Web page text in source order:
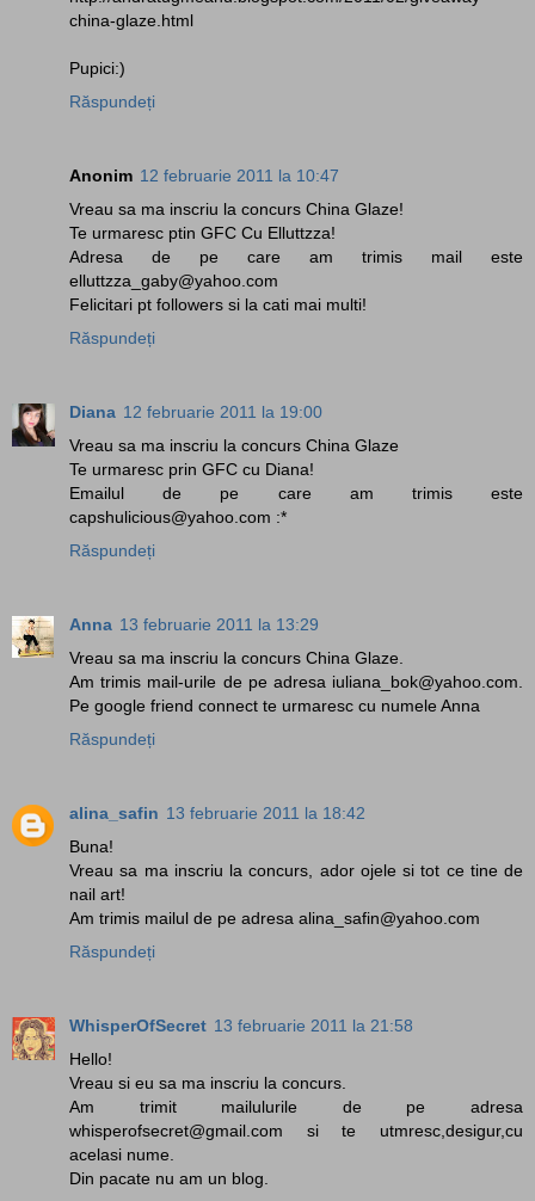
china-glaze.html
Pupici:)
Răspundeți
Anonim 12 februarie 2011 la 10:47
Vreau sa ma inscriu la concurs China Glaze!
Te urmaresc ptin GFC Cu Elluttzza!
Adresa de pe care am trimis mail este
elluttzza_gaby@yahoo.com
Felicitari pt followers si la cati mai multi!
Răspundeți
Diana 12 februarie 2011 la 19:00
Vreau sa ma inscriu la concurs China Glaze
Te urmaresc prin GFC cu Diana!
Emailul de pe care am trimis este
capshulicious@yahoo.com :*
Răspundeți
Anna 13 februarie 2011 la 13:29
Vreau sa ma inscriu la concurs China Glaze.
Am trimis mail-urile de pe adresa iuliana_bok@yahoo.com.
Pe google friend connect te urmaresc cu numele Anna
Răspundeți
alina_safin 13 februarie 2011 la 18:42
Buna!
Vreau sa ma inscriu la concurs, ador ojele si tot ce tine de
nail art!
Am trimis mailul de pe adresa alina_safin@yahoo.com
Răspundeți
WhisperOfSecret 13 februarie 2011 la 21:58
Hello!
Vreau si eu sa ma inscriu la concurs.
Am trimit mailulurile de pe adresa
whisperofsecret@gmail.com si te utmresc,desigur,cu
acelasi nume.
Din pacate nu am un blog.